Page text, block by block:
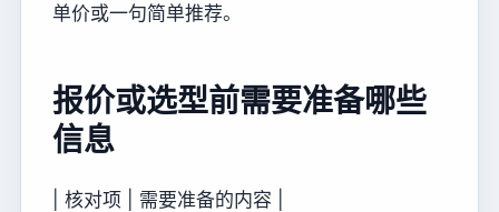
单价或一句简单推荐。
报价或选型前需要准备哪些
信息
| 核对项 | 需要准备的内容 |